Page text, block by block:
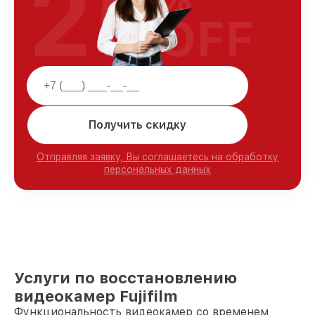
Получить скидку
Отправляя заявку, Вы соглашаетесь на обработку
персональных данных
OFF
Услуги по восстановлению
видеокамер Fujifilm
Функциональность видеокамер со временем